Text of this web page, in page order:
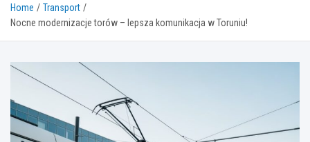
Home
Transport
Nocne modernizacje torów – lepsza komunikacja w Toruniu!